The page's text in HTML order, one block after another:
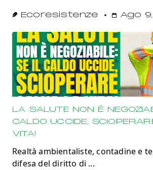
Ecoresistenze Ago
LA SALUTE NON È
CALDO UCCIDE,
VITA!
Realtà ambientaliste, contadine e
difesa del diritto di ...